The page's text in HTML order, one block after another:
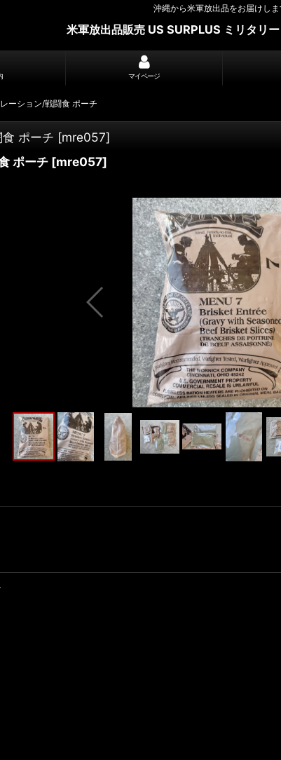
沖縄から米軍放出品をお届けしま
米軍放出品販売 US SURPLUS ミリタリ
マイページ
ーション/戦闘食 ポーチ
ポーチ [mre057]
ポーチ [mre057]